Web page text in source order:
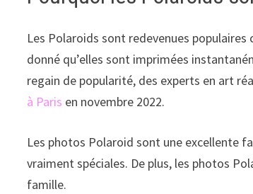
Les Polaroids sont redevenues
donné qu’elles sont imprimées
regain de popularité, des experts en art
à Paris en novembre 2022.
Les photos Polaroid sont une excellente
vraiment spéciales. De plus, les photos
famille.